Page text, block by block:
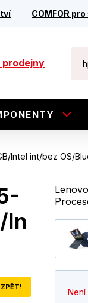
COMFOR
prodejny
Intel int/bez OS/
In